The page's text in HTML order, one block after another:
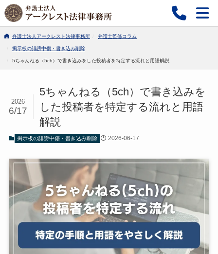
弁護士法人アークレスト法律事務所 弁護士監修コラム
掲示板の誹謗中傷・書き込み削除
5ちゃんねる（5ch）で書き込みをした投稿者を特定する流れと用語解説
5ちゃんねる（5ch）で書き込みを
した投稿者を特定する流れと用語
解説
2026
6/17
掲示板の誹謗中傷・書き込み削除 2026-06-17